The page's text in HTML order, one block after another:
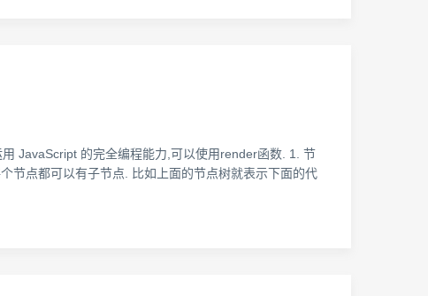
JavaScript 的完全编程能力,可以使用render函数. 1. 节
节点都可以有子节点. 比如上面的节点树就表示下面的代